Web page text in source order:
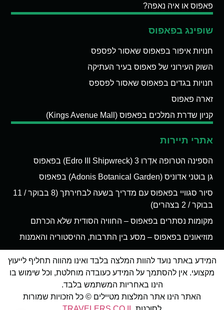
פאפוס או איה נאפה?
שופינג בפאפוס
חנויות איפור בפאפוס שאסור לפספס
השוק העירוני של פאפוס בעיר העתיקה
חנויות בגדים בפאפוס שאסור לפספס
זארה פאפוס
קניון שדרת המלכים בפאפוס (Kings Avenue Mall)
אתרי תיירות
הספינה הטרופה אדְרו 3 (Edro III Shipwreck) בפאפוס
גן בוטני אדוניס (Adonis Botanical Garden) בפאפוס
סיור סגוויי בפאפוס עם מדריך בשעה לבחירתך (8 בבוקר / 11
בבוקר / 2 בצהרים)
מקומות נסתרים בפאפוס – החוויה הסודית שלא הכרתם
מוזיאונים בפאפוס – מסע בין התרבות, ההיסטוריה והאמנות
המידע באתר נועד להוות המלצה בלבד ואינו מהווה תחליף לייעוץ
מקצועי. אין להסתמך על המידע כעובדה מוחלטת, וכל שימוש בו
הינו באחריות המשתמש בלבד.
האתר הינו אתר המלצות מטיילים © כל הזכויות שמורות